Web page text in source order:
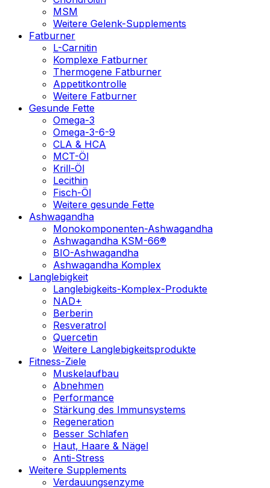
MSM
Weitere Gelenk-Supplements
Fatburner
L-Carnitin
Komplexe Fatburner
Thermogene Fatburner
Appetitkontrolle
Weitere Fatburner
Gesunde Fette
Omega-3
Omega-3-6-9
CLA & HCA
MCT-Öl
Krill-Öl
Lecithin
Fisch-Öl
Weitere gesunde Fette
Ashwagandha
Monokomponenten-Ashwagandha
Ashwagandha KSM-66®
BIO-Ashwagandha
Ashwagandha Komplex
Langlebigkeit
Langlebigkeits-Komplex-Produkte
NAD+
Berberin
Resveratrol
Quercetin
Weitere Langlebigkeitsprodukte
Fitness-Ziele
Muskelaufbau
Abnehmen
Performance
Stärkung des Immunsystems
Regeneration
Besser Schlafen
Haut, Haare & Nägel
Anti-Stress
Weitere Supplements
Verdauungsenzyme